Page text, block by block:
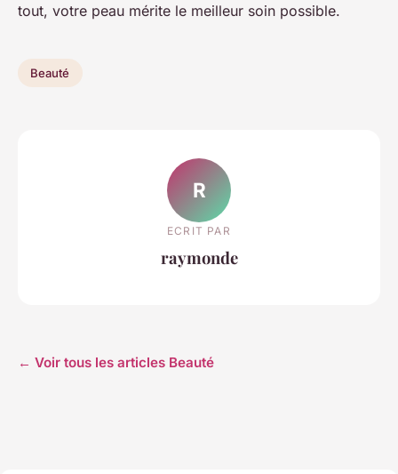
tout, votre peau mérite le meilleur soin possible.
Beauté
R
ECRIT PAR
raymonde
← Voir tous les articles Beauté